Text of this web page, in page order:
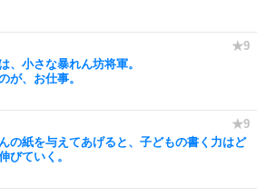
、小さな暴れん坊将軍。
が、お仕事。
の紙を与えてあげると、子どもの書く力はど
びていく。